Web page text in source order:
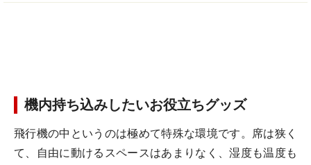
機内持ち込みしたいお役立ちグッズ
飛行機の中というのは極めて特殊な環境です。席は狭く
て、自由に動けるスペースはあまりなく、湿度も温度も